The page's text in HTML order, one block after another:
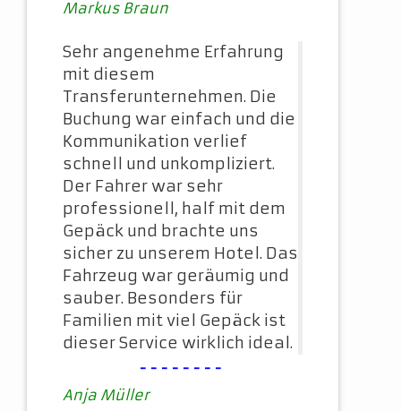
Markus Braun
Sehr angenehme Erfahrung
mit diesem
Transferunternehmen. Die
Buchung war einfach und die
Kommunikation verlief
schnell und unkompliziert.
Der Fahrer war sehr
professionell, half mit dem
Gepäck und brachte uns
sicher zu unserem Hotel. Das
Fahrzeug war geräumig und
sauber. Besonders für
Familien mit viel Gepäck ist
dieser Service wirklich ideal.
--------
Anja Müller